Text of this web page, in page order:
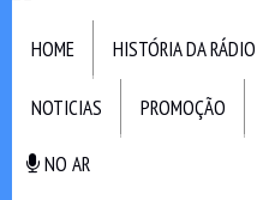
HOME HISTÓRIA DA RÁDIO
NOTICIAS PROMOÇÃO
NO AR